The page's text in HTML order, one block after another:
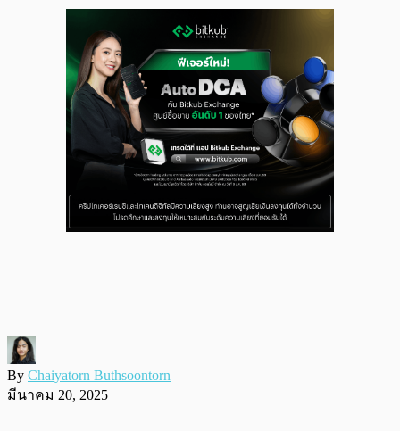
By Chaiyatorn Buthsoontorn
มีนาคม 20, 2025